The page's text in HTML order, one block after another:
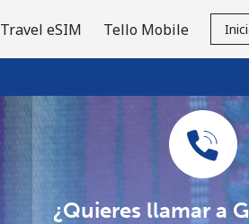
Travel eSIM Tello Mobile
¿Quieres llamar a